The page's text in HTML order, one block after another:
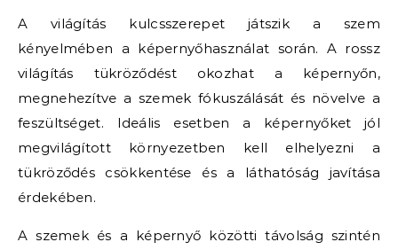
A világítás kulcsszerepet játszik a szem
kényelmében a képernyőhasználat során. A rossz
világítás tükröződést okozhat a képernyőn,
megnehezítve a szemek fókuszálását és növelve a
feszültséget. Ideális esetben a képernyőket jól
megvilágított környezetben kell elhelyezni a
tükröződés csökkentése és a láthatóság javítása
érdekében.
A szemek és a képernyő közötti távolság szintén